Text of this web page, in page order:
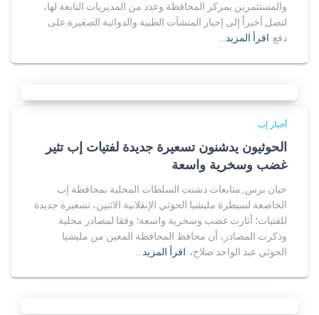
والمستثمرين بمركز المحافظة وعدد من المديريات التابعة لها،
لتصل أخيراً إلى إجبار المنشآت الطبية والدوائية الصغيرة على
دفع اقرأ المزيد…
أخبار إب
الحوثيون يدشنون تسعيرة جديدة لفتيات إب تثير
غضب وسخرية واسعة
خبان برس_متابعات دشنت السلطات المحلية بمحافظة إب
الخاضعة لسيطرة مليشيا الحوثي الإنقلابية الاثنين، تسعيرة جديدة
للفتيات؛ أثارت غضب وسخرية واسعة؛ وفقا لمصادر محلية.
وذكرت المصادر، أن محافظ المحافظة المعين من مليشيا
الحوثي عبد الواحد صلاح، اقرأ المزيد…